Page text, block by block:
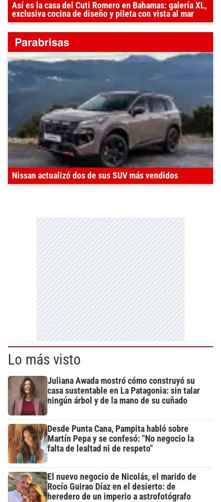
Así es la casa del Cuti Romero en Bahamas: galería XL,
exclusiva cocina de diseño y pileta con vista al mar
Nissan actualizó dos de sus SUV más vendidos
Lo más visto
Juliana Awada mostró cómo construyó su
casa sustentable en La Patagonia: sin talar
ningún árbol y de la mano de su cuñado
Desde Punta Cana, Pampita habló sobre
Martín Pepa y se confesó: "No negocio la
falta de lealtad ni de respeto"
El nuevo negocio de Nicolás, el marido de
Rocío Guirao Díaz en el desierto: de
heredero de un imperio a astrofotógrafo